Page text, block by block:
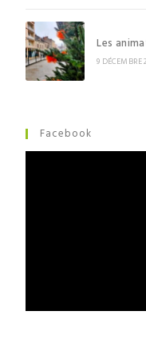
Les
9 DÉCEMBRE
Facebook